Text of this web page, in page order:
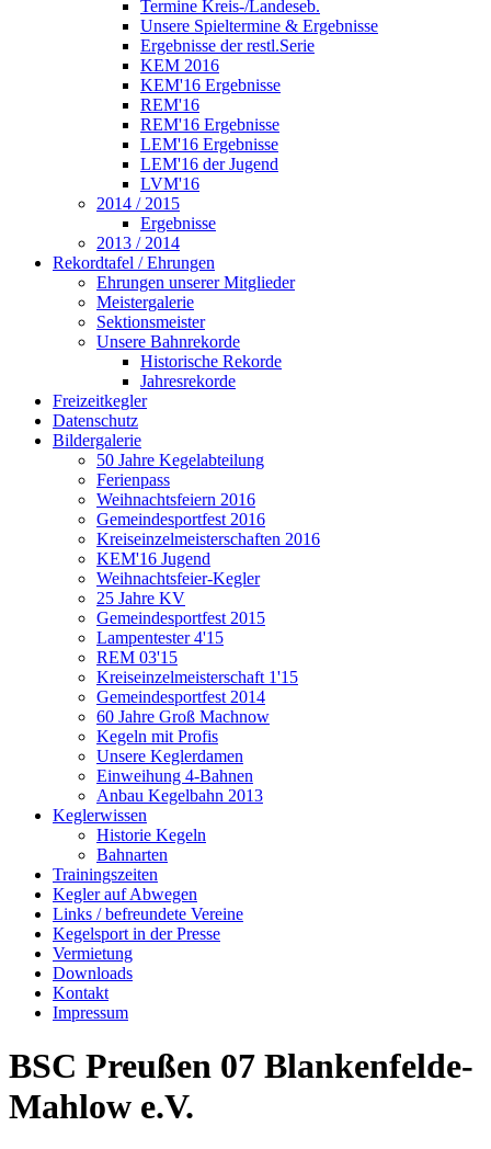
Termine Kreis-/Landeseb.
Unsere Spieltermine & Ergebnisse
Ergebnisse der restl.Serie
KEM 2016
KEM'16 Ergebnisse
REM'16
REM'16 Ergebnisse
LEM'16 Ergebnisse
LEM'16 der Jugend
LVM'16
2014 / 2015
Ergebnisse
2013 / 2014
Rekordtafel / Ehrungen
Ehrungen unserer Mitglieder
Meistergalerie
Sektionsmeister
Unsere Bahnrekorde
Historische Rekorde
Jahresrekorde
Freizeitkegler
Datenschutz
Bildergalerie
50 Jahre Kegelabteilung
Ferienpass
Weihnachtsfeiern 2016
Gemeindesportfest 2016
Kreiseinzelmeisterschaften 2016
KEM'16 Jugend
Weihnachtsfeier-Kegler
25 Jahre KV
Gemeindesportfest 2015
Lampentester 4'15
REM 03'15
Kreiseinzelmeisterschaft 1'15
Gemeindesportfest 2014
60 Jahre Groß Machnow
Kegeln mit Profis
Unsere Keglerdamen
Einweihung 4-Bahnen
Anbau Kegelbahn 2013
Keglerwissen
Historie Kegeln
Bahnarten
Trainingszeiten
Kegler auf Abwegen
Links / befreundete Vereine
Kegelsport in der Presse
Vermietung
Downloads
Kontakt
Impressum
BSC Preußen 07 Blankenfelde-
Mahlow e.V.